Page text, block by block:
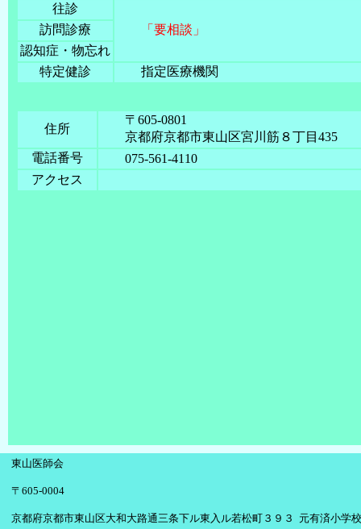
往診
「要相談」
訪問診療
認知症・物忘れ
特定健診
指定医療機関
住所
〒605-0801
京都府京都市東山区宮川筋８丁目435
電話番号
075-561-4110
アクセス
東山医師会
〒605-0004
京都府京都市東山区大和大路通三条下ル東入ル若松町３９３ 元有済小学